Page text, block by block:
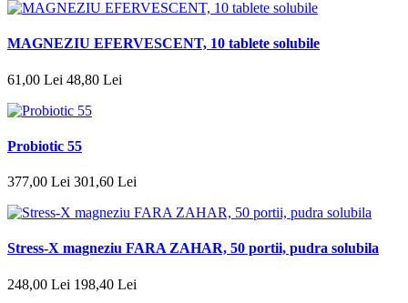
MAGNEZIU EFERVESCENT, 10 tablete solubile
61 ,00 Lei 48,80 Lei
Probiotic 55
377,00 Lei 301 ,60 Lei
Stress-X magneziu FARA ZAHAR, 50 portii, pudra solubila
248,00 Lei 198,40 Lei